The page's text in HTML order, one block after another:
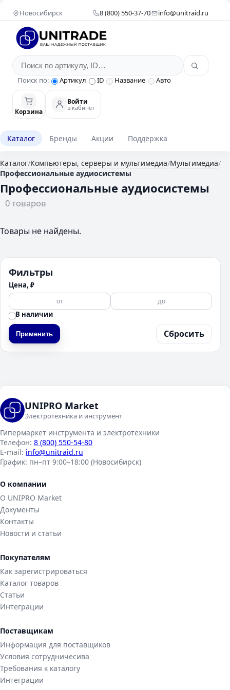
Новосибирск 8 (800) 550-37-70 info@unitraid.ru
Поиск по: Артикул ID Название Авто
Корзина
Войти
в кабинет
Каталог Бренды Акции Поддержка
Каталог/Компьютеры, серверы и мультимедиа/Мультимедиа/
Профессиональные аудиосистемы
Профессиональные аудиосистемы
0 товаров
Фильтры
Цена, ₽
В наличии
Применить Сбросить
Товары не найдены.
UNIPRO Market
Электротехника и инструмент
Гипермаркет инструмента и электротехники
Телефон: 8 (800) 550-54-80
E-mail: info@unitraid.ru
График: пн–пт 9:00–18:00 (Новосибирск)
О компании
О UNIPRO Market
Документы
Контакты
Новости и статьи
Покупателям
Как зарегистрироваться
Каталог товаров
Статьи
Интеграции
Поставщикам
Информация для поставщиков
Условия сотрудничесива
Требования к каталогу
Интеграции